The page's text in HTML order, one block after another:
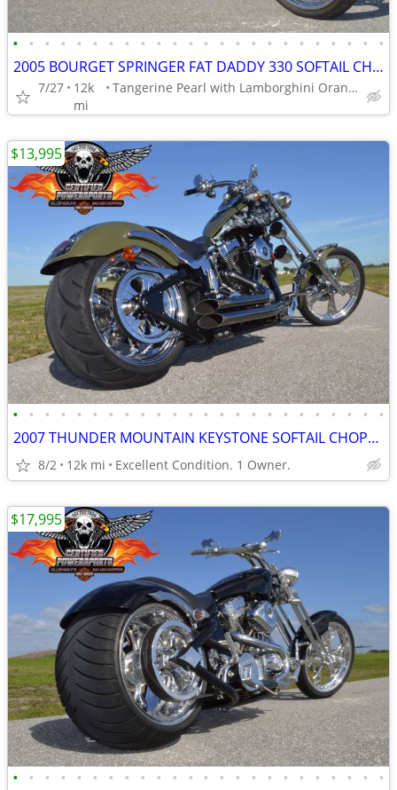
• • • • • • • • • • • • • • • • • • • • • • • •
2005 BOURGET SPRINGER FAT DADDY 330 SOFTAIL CHOPPER, Low Milage
7/27
12k
mi
Tangerine Pearl with Lamborghini Orange Pearl Graphix
• • • • • • • • • • • • • • • • • • • • • • • •
2007 THUNDER MOUNTAIN KEYSTONE SOFTAIL CHOPPER 103ci SCREAMIN EAGLE
8/2 12k mi Excellent Condition. 1 Owner.
$13,995
• • • • • • • • • • • • • • • • • • • • • • • •
$17,995